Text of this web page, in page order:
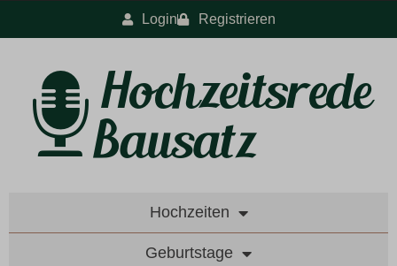
Login Registrieren
Hochzeiten
Geburtstage